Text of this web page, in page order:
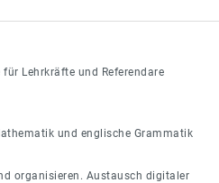
Lehrkräfte und Referendare
und englische Grammatik
organisieren. Austausch digitaler